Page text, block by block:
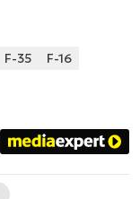
F-35 F-16